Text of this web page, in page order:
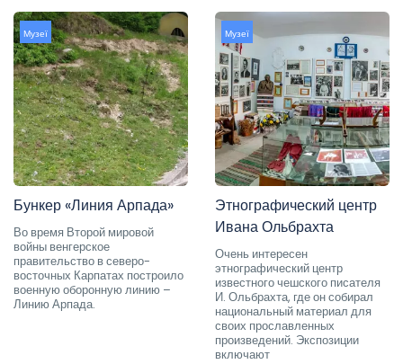
Музеї
Бункер «Линия Арпада»
Во время Второй мировой
войны венгерское
правительство в северо-
восточных Карпатах построило
военную оборонную линию –
Линию Арпада.
Музеї
Этнографический центр
Ивана Ольбрахта
Очень интересен
этнографический центр
известного чешского писателя
И. Ольбрахта, где он собирал
национальный материал для
своих прославленных
произведений. Экспозиции
включают